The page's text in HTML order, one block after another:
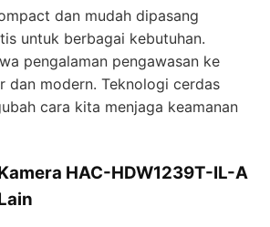
dan mudah dipasang
untuk berbagai kebutuhan.
pengalaman pengawasan ke
dan modern. Teknologi cerdas
cara kita menjaga keamanan
HAC-HDW1239T-IL-A